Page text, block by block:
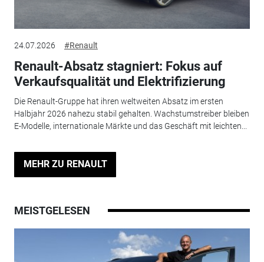
24.07.2026 #Renault
Renault-Absatz stagniert: Fokus auf
Verkaufsqualität und Elektrifizierung
Die Renault-Gruppe hat ihren weltweiten Absatz im ersten
Halbjahr 2026 nahezu stabil gehalten. Wachstumstreiber bleiben
E-Modelle, internationale Märkte und das Geschäft mit leichten...
MEHR ZU RENAULT
MEISTGELESEN